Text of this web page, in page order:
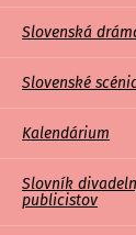
Slovenská
Slovenské
Kalendárium
Slovník
publicistov